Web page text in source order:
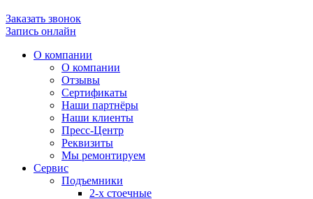
Заказать звонок
Запись онлайн
О компании
О компании
Отзывы
Сертификаты
Наши партнёры
Наши клиенты
Пресс-Центр
Реквизиты
Мы ремонтируем
Сервис
Подъемники
2-х стоечные